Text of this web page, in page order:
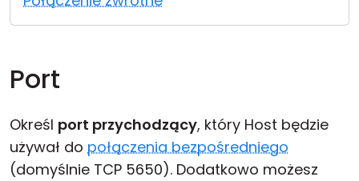
Port
Określ port przychodzący, który Host będzie
używał do połączenia bezpośredniego
(domyślnie TCP 5650). Dodatkowo możesz
Chmura i lokalnie